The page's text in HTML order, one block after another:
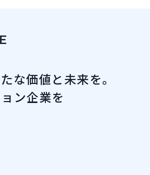
な価値と未来を。
ン企業を